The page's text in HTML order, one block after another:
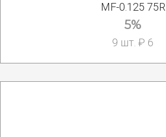
MF-0.125 75R
5%
9 шт. ₽ 6